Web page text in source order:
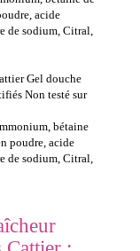
acide
de sodium, Citral,
Gel douche
Non testé sur
bétaine
poudre, acide
de sodium, Citral,